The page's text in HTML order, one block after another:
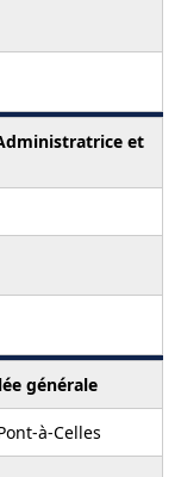
et
générale
à-Celles